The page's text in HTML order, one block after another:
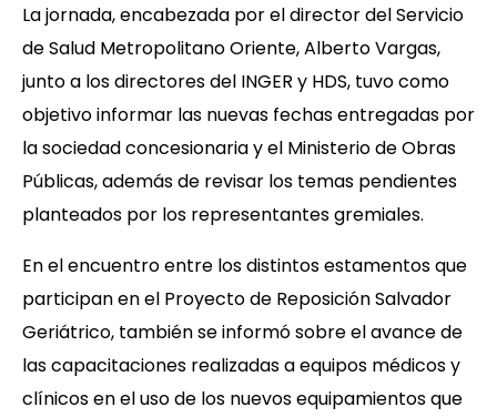
La jornada, encabezada por el director del Servicio
de Salud Metropolitano Oriente, Alberto Vargas,
junto a los directores del INGER y HDS, tuvo como
objetivo informar las nuevas fechas entregadas por
la sociedad concesionaria y el Ministerio de Obras
Públicas, además de revisar los temas pendientes
planteados por los representantes gremiales.
En el encuentro entre los distintos estamentos que
participan en el Proyecto de Reposición Salvador
Geriátrico, también se informó sobre el avance de
las capacitaciones realizadas a equipos médicos y
clínicos en el uso de los nuevos equipamientos que